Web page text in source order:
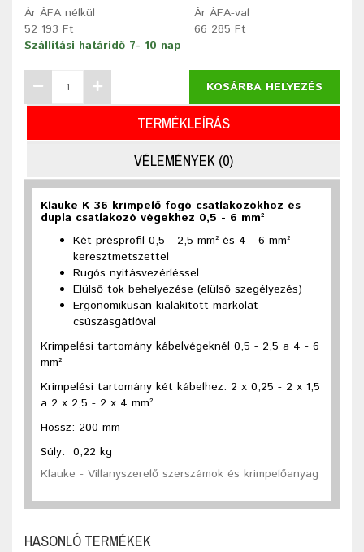
Ár ÁFA nélkül
52 193 Ft
Ár ÁFA-val
66 285 Ft
Szállítási határidő 7- 10 nap
KOSÁRBA HELYEZÉS
TERMÉKLEÍRÁS
VÉLEMÉNYEK (0)
Klauke K 36 krimpelő fogó csatlakozókhoz és
dupla csatlakozó végekhez 0,5 - 6 mm²
Két présprofil 0,5 - 2,5 mm² és 4 - 6 mm²
keresztmetszettel
Rugós nyitásvezérléssel
Elülső tok behelyezése (elülső szegélyezés)
Ergonomikusan kialakított markolat
csúszásgátlóval
Krimpelési tartomány kábelvégeknél 0,5 - 2,5 a 4 - 6
mm²
Krimpelési tartomány két kábelhez: 2 x 0,25 - 2 x 1,5
a 2 x 2,5 - 2 x 4 mm²
Hossz: 200 mm
Súly: 0,22 kg
Klauke - Villanyszerelő szerszámok és krimpelőanyag
HASONLÓ TERMÉKEK